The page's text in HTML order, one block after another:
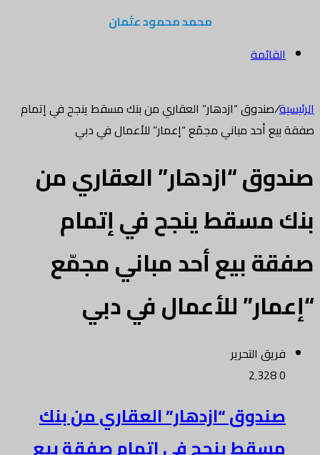
محمد محمود عثمان
القائمة
الرئيسية/صندوق “ازدهار” العقاري من بنك مسقط ينجح في إتمام
صفقة بيع أحد مباني مجمّع “إعمار” للأعمال في دبي
صندوق “ازدهار” العقاري من
بنك مسقط ينجح في إتمام
صفقة بيع أحد مباني مجمّع
“إعمار” للأعمال في دبي
فريق التحرير
0
صندوق “ازدهار” العقاري من بنك
مسقط ينجح في إتمام صفقة بيع